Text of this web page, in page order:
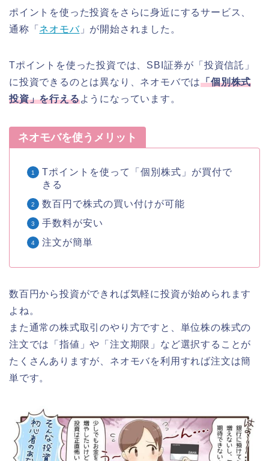
ポイントを使った投資をさらに身近にするサービス、
通称「 ネオモバ」が開始されました。
Tポイントを使った投資では、SBI証券が「投資信託」
に投資できるのとは異なり、ネオモバでは「個別株式
投資」を行えるようになっています。
ネオモバを使うメリット
Tポイントを使って「個別株式」が買付で
きる
数百円で株式の買い付けが可能
手数料が安い
注文が簡単
数百円から投資ができれば気軽に投資が始められます
よね。
また通常の株式取引のやり方ですと、単位株の株式の
注文では「指値」や「注文期限」など選択することが
たくさんありますが、ネオモバを利用すれば注文は簡
単です。